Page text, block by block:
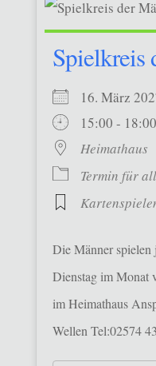
Spielkreis
16. März
15:00 - 18:00
Heimathaus
Termin für
Die Männer spielen
Dienstag im Monat
im Heimathaus
Wellen Tel:02574